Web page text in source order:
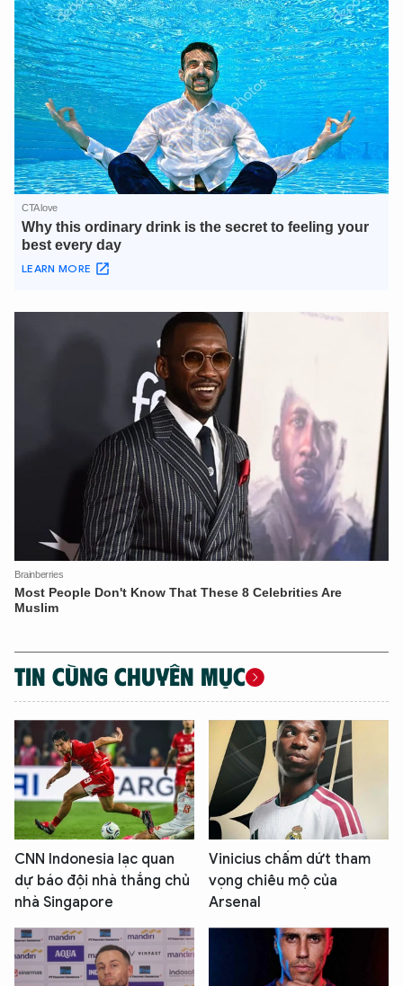
TIN CÙNG CHUYÊN MỤC
CNN Indonesia lạc quan
dự báo đội nhà thắng chủ
nhà Singapore
Vinicius chấm dứt tham
vọng chiêu mộ của
Arsenal
XIN CHÀO,
TÔI LÀ CHATBOT CỦA
Hãy hỏi tôi bất kỳ điều gì bạn cần biết về
An Ninh Thủ Đô nhé. Tôi sẵn sàng hỗ trợ!